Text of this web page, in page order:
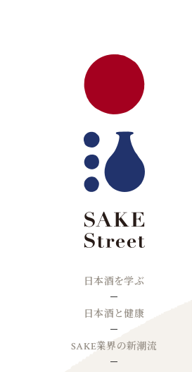
日本酒を学ぶ
日本酒と健康
SAKE業界の新潮流